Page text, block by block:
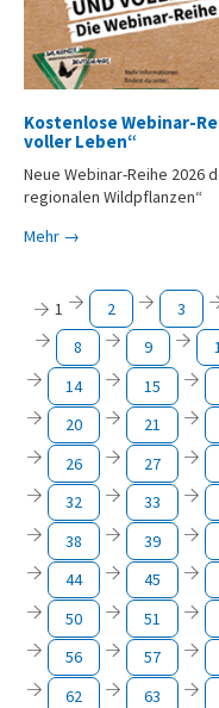
Kostenlose Webinar-
voller Leben“
Neue Webinar-Reihe
regionalen Wildpflanzen“
Mehr →
1 2 3
8
9
14
15
20
21
26
27
32
33
38
39
44
45
50
51
56
57
62
63